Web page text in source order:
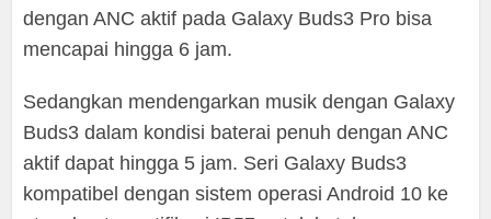
dengan ANC aktif pada Galaxy Buds3 Pro bisa
mencapai hingga 6 jam.
Sedangkan mendengarkan musik dengan Galaxy
Buds3 dalam kondisi baterai penuh dengan ANC
aktif dapat hingga 5 jam. Seri Galaxy Buds3
kompatibel dengan sistem operasi Android 10 ke